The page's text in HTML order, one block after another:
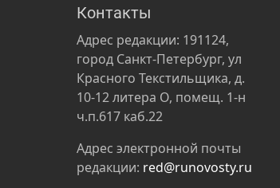
Контакты
Адрес редакции: 191124,
город Санкт-Петербург, ул
Красного Текстильщика, д.
10-12 литера О, помещ. 1-н
ч.п.617 каб.22
Адрес электронной почты
редакции: red@runovosty.ru